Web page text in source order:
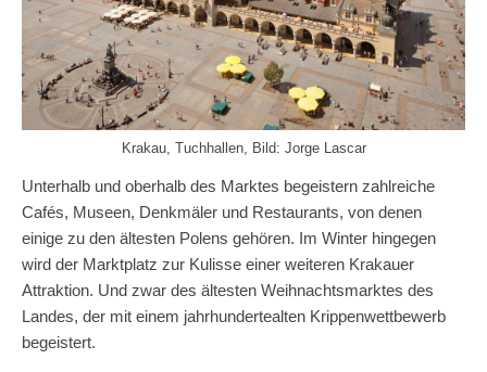
Krakau, Tuchhallen, Bild: Jorge Lascar
Unterhalb und oberhalb des Marktes begeistern zahlreiche
Cafés, Museen, Denkmäler und Restaurants, von denen
einige zu den ältesten Polens gehören. Im Winter hingegen
wird der Marktplatz zur Kulisse einer weiteren Krakauer
Attraktion. Und zwar des ältesten Weihnachtsmarktes des
Landes, der mit einem jahrhundertealten Krippenwettbewerb
begeistert.